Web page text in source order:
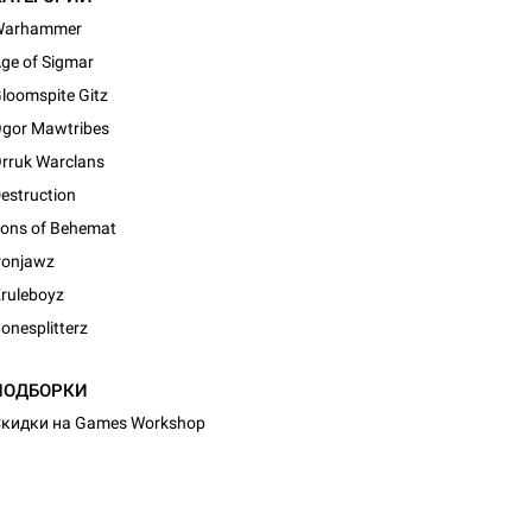
of Sigmar
Gitz
Mawtribes
Warclans
of Behemat
на Games Workshop
Монстры